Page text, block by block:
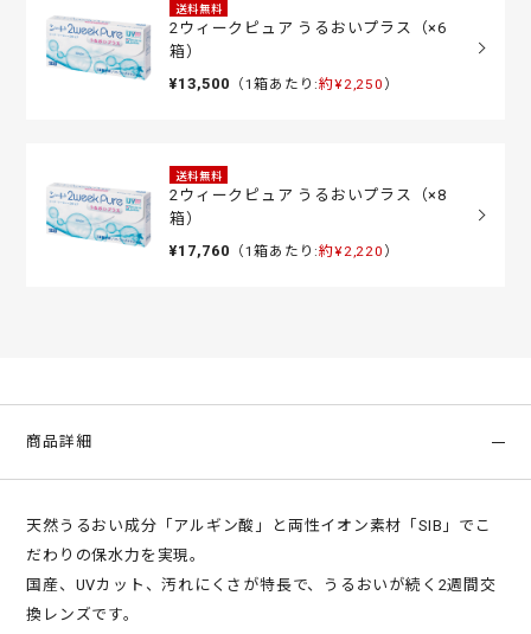
送料無料
2ウィークピュア うるおいプラス（×6
箱）
¥13,500 （1箱あたり:約¥2,250 ）
送料無料
2ウィークピュア うるおいプラス（×8
箱）
¥17,760 （1箱あたり:約¥2,220 ）
商品詳細
天然うるおい成分「アルギン酸」と両性イオン素材「SIB」でこ
だわりの保水力を実現。
国産、UVカット、汚れにくさが特長で、うるおいが続く2週間交
換レンズです。